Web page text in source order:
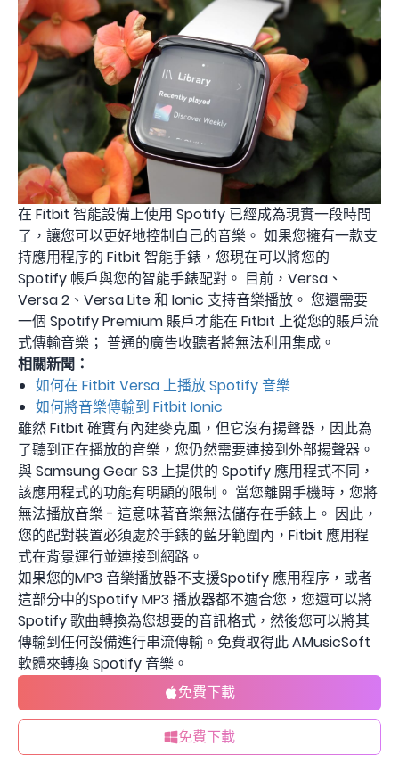
在 Fitbit 智能設備上使用 Spotify 已經成為現實一段時間
了，讓您可以更好地控制自己的音樂。 如果您擁有一款支
持應用程序的 Fitbit 智能手錶，您現在可以將您的
Spotify 帳戶與您的智能手錶配對。 目前，Versa、
Versa 2、Versa Lite 和 Ionic 支持音樂播放。 您還需要
一個 Spotify Premium 賬戶才能在 Fitbit 上從您的賬戶流
式傳輸音樂； 普通的廣告收聽者將無法利用集成。
相關新聞：
如何在 Fitbit Versa 上播放 Spotify 音樂
如何將音樂傳輸到 Fitbit Ionic
雖然 Fitbit 確實有內建麥克風，但它沒有揚聲器，因此為
了聽到正在播放的音樂，您仍然需要連接到外部揚聲器。
與 Samsung Gear S3 上提供的 Spotify 應用程式不同，
該應用程式的功能有明顯的限制。 當您離開手機時，您將
無法播放音樂 - 這意味著音樂無法儲存在手錶上。 因此，
您的配對裝置必須處於手錶的藍牙範圍內，Fitbit 應用程
式在背景運行並連接到網路。
如果您的MP3 音樂播放器不支援Spotify 應用程序，或者
這部分中的Spotify MP3 播放器都不適合您，您還可以將
Spotify 歌曲轉換為您想要的音訊格式，然後您可以將其
傳輸到任何設備進行串流傳輸。免費取得此 AMusicSoft
軟體來轉換 Spotify 音樂。
免費下載
免費下載